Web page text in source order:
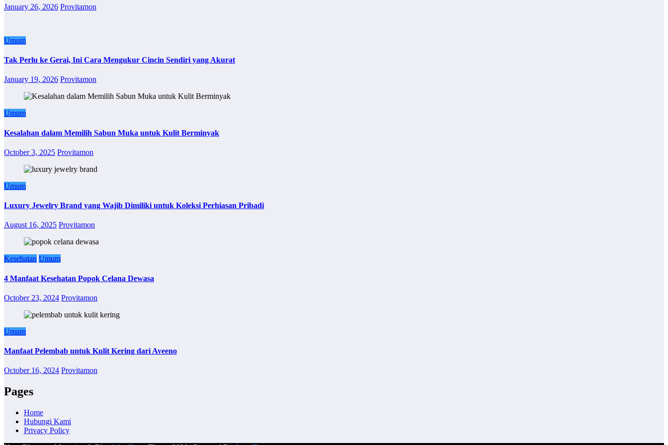
January 26, 2026 Provitamon
Umum
Tak Perlu ke Gerai, Ini Cara Mengukur Cincin Sendiri yang Akurat
January 19, 2026 Provitamon
Umum
Kesalahan dalam Memilih Sabun Muka untuk Kulit Berminyak
October 3, 2025 Provitamon
Umum
Luxury Jewelry Brand yang Wajib Dimiliki untuk Koleksi Perhiasan Pribadi
August 16, 2025 Provitamon
Kesehatan Umum
4 Manfaat Kesehatan Popok Celana Dewasa
October 23, 2024 Provitamon
Umum
Manfaat Pelembab untuk Kulit Kering dari Aveeno
October 16, 2024 Provitamon
Pages
Home
Hubungi Kami
Privacy Policy